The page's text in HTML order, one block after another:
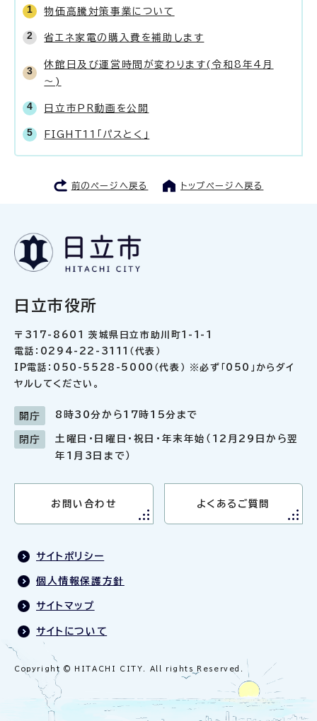
物価高騰対策事業について
省エネ家電の購入費を補助します
休館日及び運営時間が変わります(令和8年4月
～)
日立市PR動画を公開
FIGHT11「パスとく」
前のページへ戻る トップページへ戻る
日立市役所
〒317-8601 茨城県日立市助川町1-1-1
電話：0294-22-3111（代表）
IP電話：050-5528-5000（代表） ※必ず「050」からダイ
ヤルしてください。
開庁 8時30分から17時15分まで
閉庁
土曜日・日曜日・祝日・年末年始（12月29日から翌
年1月3日まで）
お問い合わせ よくあるご質問
サイトポリシー
個人情報保護方針
サイトマップ
サイトについて
Copyright © HITACHI CITY. All rights Reserved.